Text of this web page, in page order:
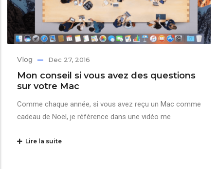
Vlog Dec 27, 2016
Mon conseil si vous avez des questions
sur votre Mac
Comme chaque année, si vous avez reçu un Mac comme
cadeau de Noël, je référence dans une vidéo me
Lire la suite